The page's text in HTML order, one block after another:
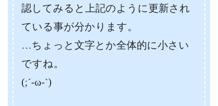
認してみると上記のように更新され
ている事が分かります。
…ちょっと文字とか全体的に小さい
ですね。
(;´-ω-`)